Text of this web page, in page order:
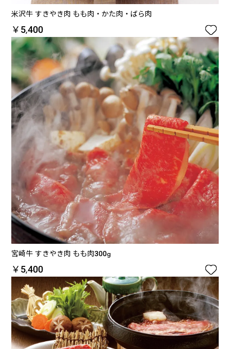
米沢牛 すきやき肉 もも肉・かた肉・ばら肉
￥5,400 
宮崎牛 すきやき肉 もも肉300g
￥5,400 